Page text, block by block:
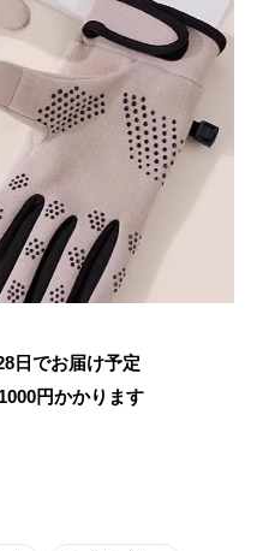
日でお届け予定
1000円かかります